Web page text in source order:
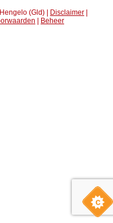
(Gld) | Disclaimer |
| Beheer